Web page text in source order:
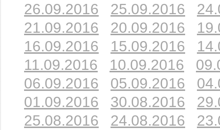
26.09.2016
25.09.2016
21.09.2016
20.09.2016
16.09.2016
15.09.2016
11.09.2016
10.09.2016
06.09.2016
05.09.2016
01.09.2016
30.08.2016
25.08.2016
24.08.2016